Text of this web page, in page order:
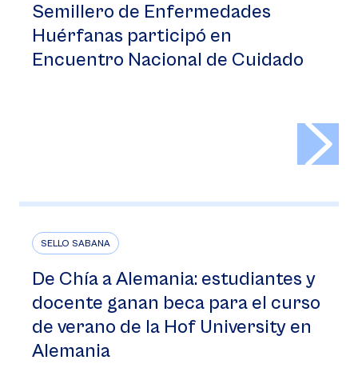
Semillero de Enfermedades
Huérfanas participó en
Encuentro Nacional de Cuidado
SELLO SABANA
De Chía a Alemania: estudiantes y
docente ganan beca para el curso
de verano de la Hof University en
Alemania